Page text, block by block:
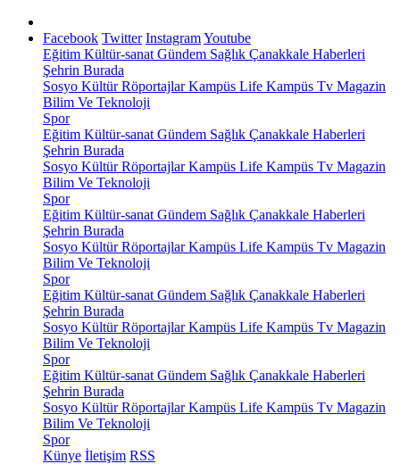
Facebook Twitter InstagramYoutube
Eğitim Kültür-sanat Gündem Sağlık Çanakkale Haberleri
Şehrin Burada
Sosyo KültürRöportajlarKampüs Life Kampüs Tv Magazin
Bilim Ve Teknoloji
Spor
Eğitim Kültür-sanat Gündem Sağlık Çanakkale Haberleri
Şehrin Burada
Sosyo KültürRöportajlarKampüs Life Kampüs Tv Magazin
Bilim Ve Teknoloji
Spor
Eğitim Kültür-sanat Gündem Sağlık Çanakkale Haberleri
Şehrin Burada
Sosyo KültürRöportajlarKampüs Life Kampüs Tv Magazin
Bilim Ve Teknoloji
Spor
Eğitim Kültür-sanat Gündem Sağlık Çanakkale Haberleri
Şehrin Burada
Sosyo KültürRöportajlarKampüs Life Kampüs Tv Magazin
Bilim Ve Teknoloji
Spor
Eğitim Kültür-sanat Gündem Sağlık Çanakkale Haberleri
Şehrin Burada
Sosyo KültürRöportajlarKampüs Life Kampüs Tv Magazin
Bilim Ve Teknoloji
Spor
Künye İletişim RSS